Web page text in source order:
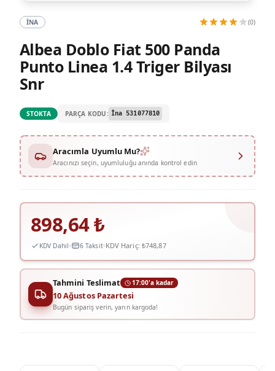
İNA (0)
Albea Doblo Fiat 500 Panda
Punto Linea 1.4 Triger Bilyası
Snr
STOKTA PARÇA KODU: İna 531077810
Aracımla Uyumlu Mu?
Aracınızı seçin, uyumluluğu anında kontrol edin
898,64₺
KDV Dahil 6 Taksit KDV Hariç: ₺748,87
Tahmini Teslimat 17:00'a kadar
10 Ağustos Pazartesi
Bugün sipariş verin, yarın kargoda!